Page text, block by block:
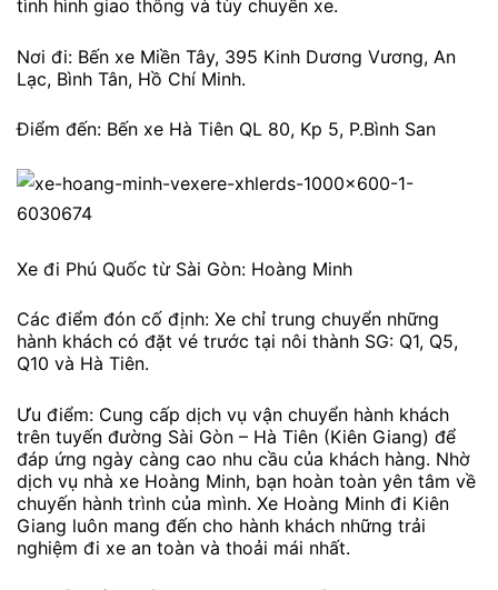
tình hình giao thông và tùy chuyến xe.
Nơi đi: Bến xe Miền Tây, 395 Kinh Dương Vương, An
Lạc, Bình Tân, Hồ Chí Minh.
Điểm đến: Bến xe Hà Tiên QL 80, Kp 5, P.Bình San
Xe đi Phú Quốc từ Sài Gòn: Hoàng Minh
Các điểm đón cố định: Xe chỉ trung chuyển những
hành khách có đặt vé trước tại nôi thành SG: Q1, Q5,
Q10 và Hà Tiên.
Ưu điểm: Cung cấp dịch vụ vận chuyển hành khách
trên tuyến đường Sài Gòn – Hà Tiên (Kiên Giang) để
đáp ứng ngày càng cao nhu cầu của khách hàng. Nhờ
dịch vụ nhà xe Hoàng Minh, bạn hoàn toàn yên tâm về
chuyến hành trình của mình. Xe Hoàng Minh đi Kiên
Giang luôn mang đến cho hành khách những trải
nghiệm đi xe an toàn và thoải mái nhất.